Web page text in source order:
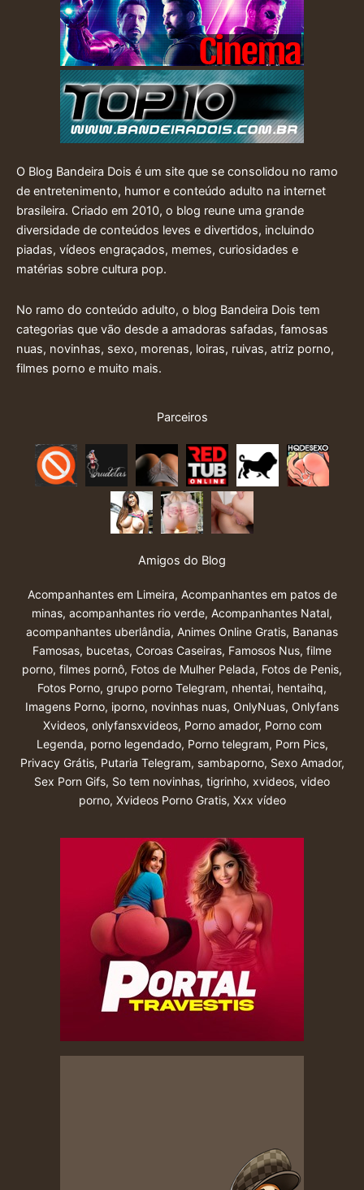
O Blog Bandeira Dois é um site que se consolidou no ramo
de entretenimento, humor e conteúdo adulto na internet
brasileira. Criado em 2010, o blog reune uma grande
diversidade de conteúdos leves e divertidos, incluindo
piadas, vídeos engraçados, memes, curiosidades e
matérias sobre cultura pop.
No ramo do conteúdo adulto, o blog Bandeira Dois tem
categorias que vão desde a amadoras safadas, famosas
nuas, novinhas, sexo, morenas, loiras, ruivas, atriz porno,
filmes porno e muito mais.
Parceiros
Amigos do Blog
Acompanhantes em Limeira, Acompanhantes em patos de
minas, acompanhantes rio verde, Acompanhantes Natal,
acompanhantes uberlândia, Animes Online Gratis, Bananas
Famosas, bucetas, Coroas Caseiras, Famosos Nus, filme
porno, filmes pornô, Fotos de Mulher Pelada, Fotos de Penis,
Fotos Porno, grupo porno Telegram, nhentai, hentaihq,
Imagens Porno, iporno, novinhas nuas, OnlyNuas, Onlyfans
Xvideos, onlyfansxvideos, Porno amador, Porno com
Legenda, porno legendado, Porno telegram, Porn Pics,
Privacy Grátis, Putaria Telegram, sambaporno, Sexo Amador,
Sex Porn Gifs, So tem novinhas, tigrinho, xvideos, video
porno, Xvideos Porno Gratis, Xxx vídeo